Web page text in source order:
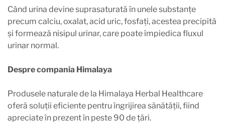
Când urina devine suprasaturată în unele substanțe
precum calciu, oxalat, acid uric, fosfați, acestea precipită
și formează nisipul urinar, care poate împiedica fluxul
urinar normal.
Despre compania Himalaya
Produsele naturale de la Himalaya Herbal Healthcare
oferă soluții eficiente pentru îngrijirea sănătății, fiind
apreciate în prezent în peste 90 de țări.